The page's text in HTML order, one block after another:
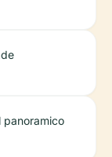
panoramico